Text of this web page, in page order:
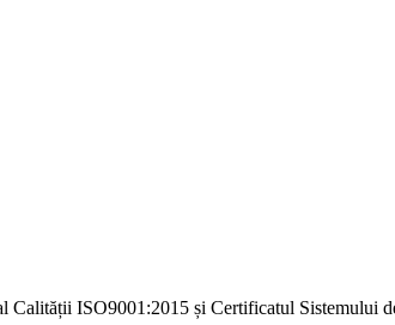
ISO9001:2015 și Certificatul Sistemului